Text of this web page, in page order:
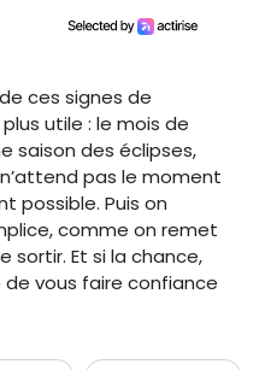
ces signes de
utile : le mois de
saison des éclipses,
pas le moment
possible. Puis on
comme on remet
sortir. Et si la chance,
vous faire confiance